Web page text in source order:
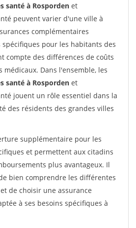
santé à Rosporden et
peuvent varier d'une ville à
complémentaires
pour les habitants des
compte des différences de coûts
médicaux. Dans l'ensemble, les
santé à Rosporden et
jouent un rôle essentiel dans la
des résidents des grandes villes
supplémentaire pour les
et permettent aux citadins
plus avantageux. Il
bien comprendre les différentes
de choisir une assurance
à ses besoins spécifiques à